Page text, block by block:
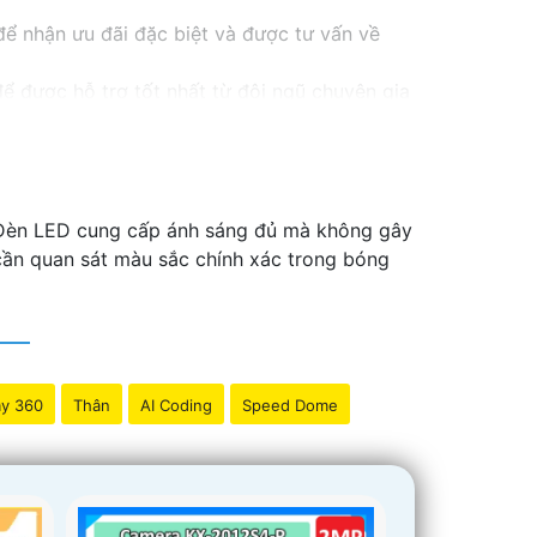
nhận ưu đãi đặc biệt và được tư vấn về
đến với chúng tôi để trải nghiệm dịch vụ
LED cung cấp ánh sáng đủ mà không gây
quan sát màu sắc chính xác trong bóng
360 Thân AI Coding Speed Dome